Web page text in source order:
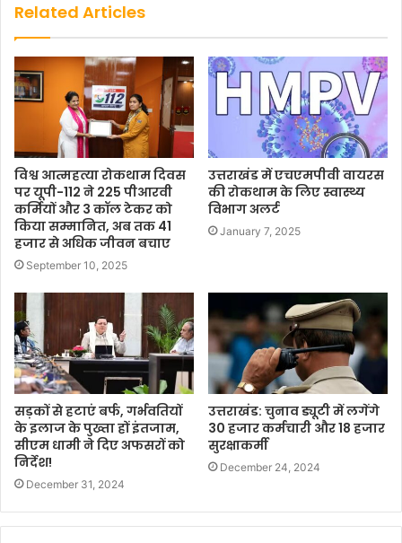
Related Articles
विश्व आत्महत्या रोकथाम दिवस
पर यूपी-112 ने 225 पीआरवी
कर्मियों और 3 कॉल टेकर को
किया सम्मानित, अब तक 41
हजार से अधिक जीवन बचाए
September 10, 2025
उत्तराखंड में एचएमपीवी वायरस
की रोकथाम के लिए स्वास्थ्य
विभाग अलर्ट
January 7, 2025
सड़कों से हटाएं बर्फ, गर्भवतियों
के इलाज के पुख्ता हों इंतजाम,
सीएम धामी ने दिए अफसरों को
निर्देश!
December 31, 2024
उत्तराखंड: चुनाव ड्यूटी में लगेंगे
30 हजार कर्मचारी और 18 हजार
सुरक्षाकर्मी
December 24, 2024